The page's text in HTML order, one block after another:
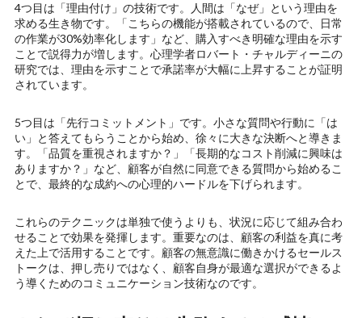
4つ目は「理由付け」の技術です。人間は「なぜ」という理由を
求める生き物です。「こちらの機能が搭載されているので、日常
の作業が30%効率化します」など、購入すべき明確な理由を示す
ことで説得力が増します。心理学者ロバート・チャルディーニの
研究では、理由を示すことで承諾率が大幅に上昇することが証明
されています。
5つ目は「先行コミットメント」です。小さな質問や行動に「は
い」と答えてもらうことから始め、徐々に大きな決断へと導きま
す。「品質を重視されますか？」「長期的なコスト削減に興味は
ありますか？」など、顧客が自然に同意できる質問から始めるこ
とで、最終的な成約への心理的ハードルを下げられます。
これらのテクニックは単独で使うよりも、状況に応じて組み合わ
せることで効果を発揮します。重要なのは、顧客の利益を真に考
えた上で活用することです。顧客の無意識に働きかけるセールス
トークは、押し売りではなく、顧客自身が最適な選択ができるよ
う導くためのコミュニケーション技術なのです。